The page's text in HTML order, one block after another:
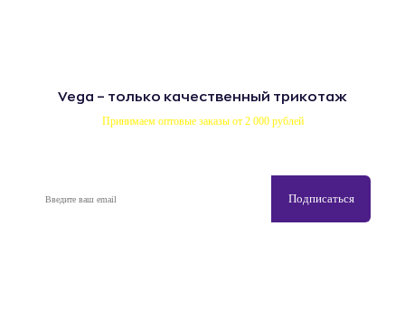
Vega – только качественный трикотаж
Принимаем оптовые заказы от 2 000 рублей